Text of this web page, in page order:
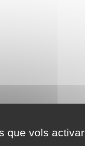
que vols activar